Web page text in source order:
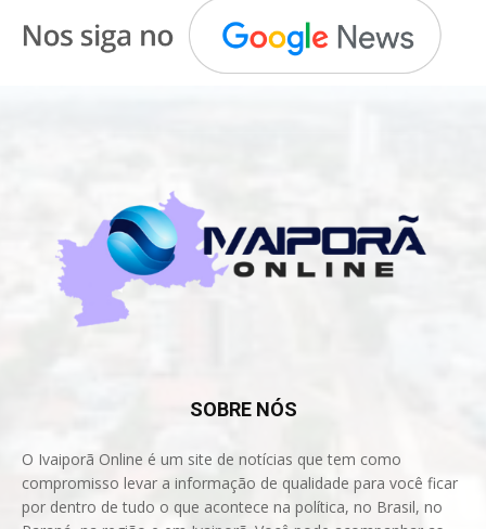
SOBRE NÓS
O Ivaiporã Online é um site de notícias que tem como
compromisso levar a informação de qualidade para você ficar
por dentro de tudo o que acontece na política, no Brasil, no